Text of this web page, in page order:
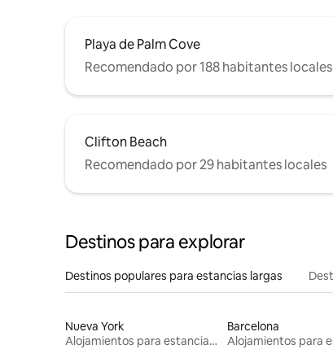
Playa de Palm Cove
Recomendado por 188 habitantes locales
Clifton Beach
Recomendado por 29 habitantes locales
Destinos para explorar
Destinos populares para estancias largas
Nueva York
Alojamientos para estancias largas
Barcelona